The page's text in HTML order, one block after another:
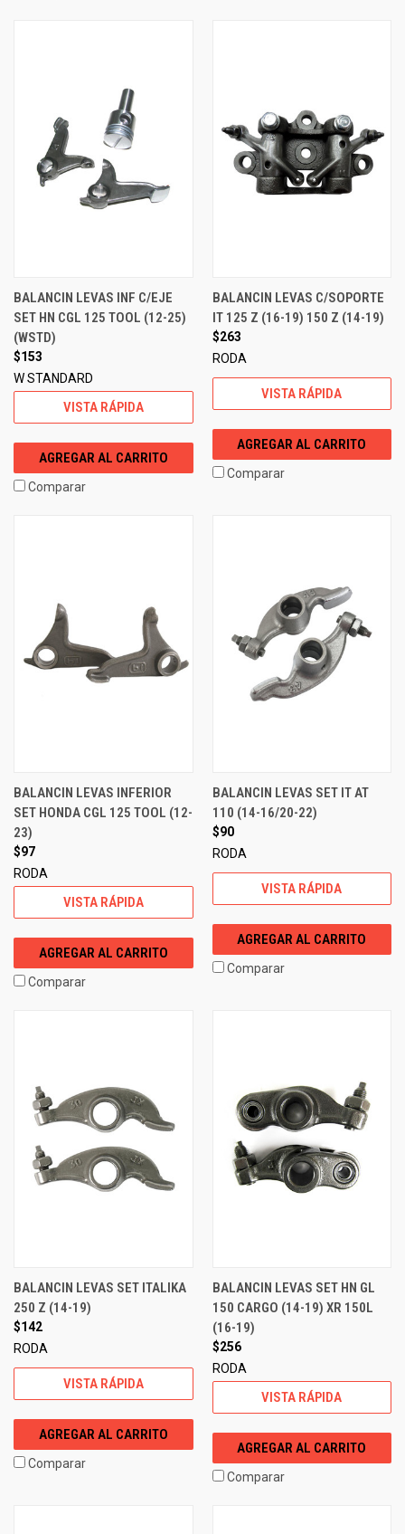
BALANCIN LEVAS INF C/EJE
SET HN CGL 125 TOOL (12-25)
(WSTD)
$153
W STANDARD
VISTA RÁPIDA
AGREGAR AL CARRITO
Comparar
BALANCIN LEVAS C/SOPORTE
IT 125 Z (16-19) 150 Z (14-19)
$263
RODA
VISTA RÁPIDA
AGREGAR AL CARRITO
Comparar
BALANCIN LEVAS INFERIOR
SET HONDA CGL 125 TOOL (12-
23)
$97
RODA
VISTA RÁPIDA
AGREGAR AL CARRITO
Comparar
BALANCIN LEVAS SET IT AT
110 (14-16/20-22)
$90
RODA
VISTA RÁPIDA
AGREGAR AL CARRITO
Comparar
BALANCIN LEVAS SET ITALIKA
250 Z (14-19)
$142
RODA
VISTA RÁPIDA
AGREGAR AL CARRITO
Comparar
BALANCIN LEVAS SET HN GL
150 CARGO (14-19) XR 150L
(16-19)
$256
RODA
VISTA RÁPIDA
AGREGAR AL CARRITO
Comparar